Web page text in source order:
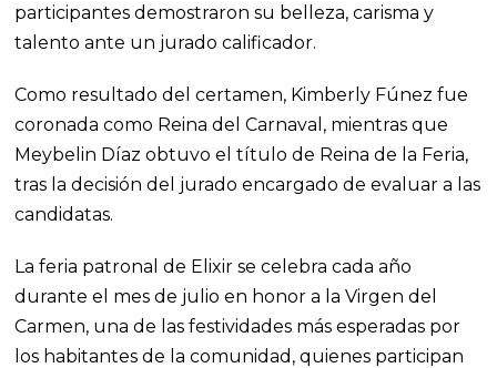
participantes demostraron su belleza, carisma y
talento ante un jurado calificador.
Como resultado del certamen, Kimberly Fúnez fue
coronada como Reina del Carnaval, mientras que
Meybelin Díaz obtuvo el título de Reina de la Feria,
tras la decisión del jurado encargado de evaluar a las
candidatas.
La feria patronal de Elixir se celebra cada año
durante el mes de julio en honor a la Virgen del
Carmen, una de las festividades más esperadas por
los habitantes de la comunidad, quienes participan